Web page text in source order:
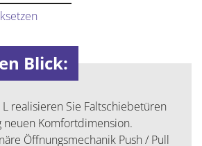
Blick:
realisieren Sie Faltschiebetüren
neuen Komfortdimension.
Öffnungsmechanik Push / Pull